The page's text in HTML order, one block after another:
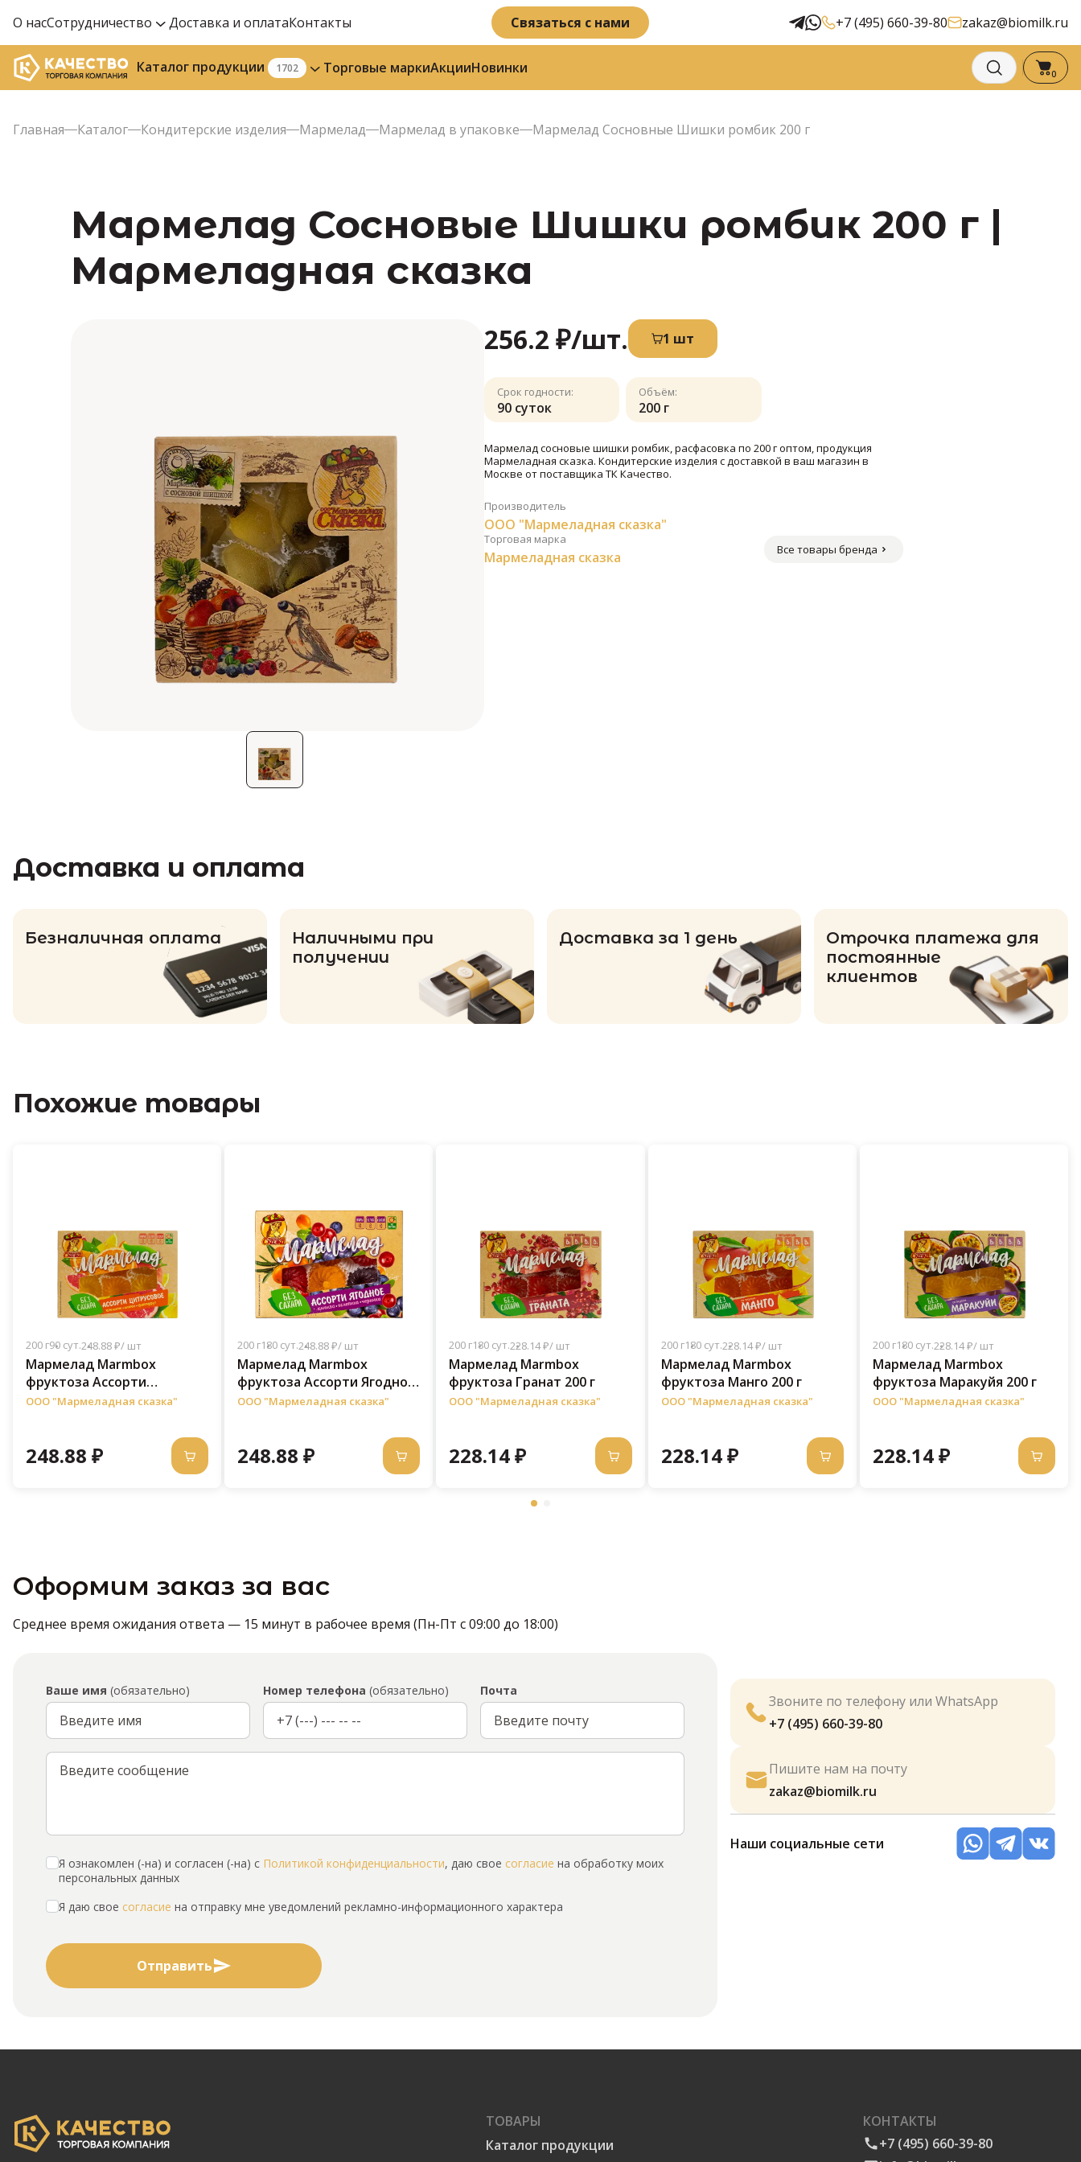
О насСотрудничество Доставка и оплатаКонтакты Связаться с нами +7 (495) 660-39-80 zakaz@biomilk.ru
Каталог продукции 1702 Торговые маркиАкцииНовинки 0
Главная Каталог Кондитерские изделия Мармелад Мармелад в упаковке Мармелад Сосновные Шишки ромбик 200 г
Мармелад Сосновые Шишки ромбик 200 г |
Мармеладная сказка
256.2 ₽/шт. 1 шт
Срок годности:
90 суток
Объём:
200 г
Мармелад сосновые шишки ромбик, расфасовка по 200 г оптом, продукция
Мармеладная сказка. Кондитерские изделия с доставкой в ваш магазин в
Москве от поставщика ТК Качество.
Производитель
ООО "Мармеладная сказка"
Торговая марка
Мармеладная сказка Все товары бренда
Доставка и оплата
Безналичная оплата
Наличными при
получении
Доставка за 1 день
Отрочка платежа для
постоянные
клиентов
Похожие товары
200 г90 сут.248.88 ₽/ шт
Мармелад Marmbox
фруктоза Ассорти
Цитрусовое 200 г
ООО "Мармеладная сказка"
248.88 ₽
200 г180 сут.248.88 ₽/ шт
Мармелад Marmbox
фруктоза Ассорти Ягодное
200 г
ООО "Мармеладная сказка"
248.88 ₽
200 г180 сут.228.14 ₽/ шт
Мармелад Marmbox
фруктоза Гранат 200 г
ООО "Мармеладная сказка"
228.14 ₽
200 г180 сут.228.14 ₽/ шт
Мармелад Marmbox
фруктоза Манго 200 г
ООО "Мармеладная сказка"
228.14 ₽
200 г180 сут.228.14 ₽/ шт
Мармелад Marmbox
фруктоза Маракуйя 200 г
ООО "Мармеладная сказка"
228.14 ₽
Оформим заказ за вас
Среднее время ожидания ответа — 15 минут в рабочее время (Пн-Пт с 09:00 до 18:00)
Ваше имя (обязательно) Номер телефона (обязательно) Почта
Я ознакомлен (-на) и согласен (-на) с Политикой конфиденциальности, даю свое согласие на обработку моих
персональных данных
Я даю свое согласие на отправку мне уведомлений рекламно-информационного характера
Отправить
Звоните по телефону или WhatsApp
+7 (495) 660-39-80
Пишите нам на почту
zakaz@biomilk.ru
Наши социальные сети
ТОВАРЫ
Каталог продукции
КОНТАКТЫ
+7 (495) 660-39-80